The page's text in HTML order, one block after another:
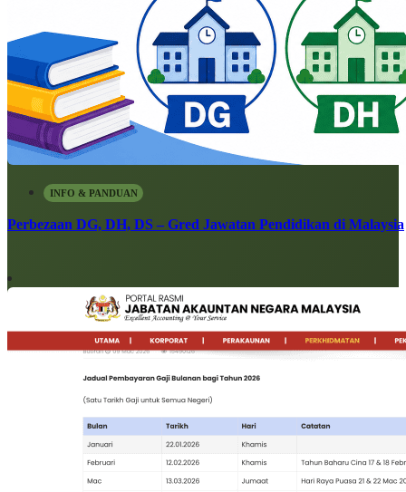
INFO & PANDUAN
Perbezaan DG, DH, DS – Gred Jawatan Pendidikan di Malaysia